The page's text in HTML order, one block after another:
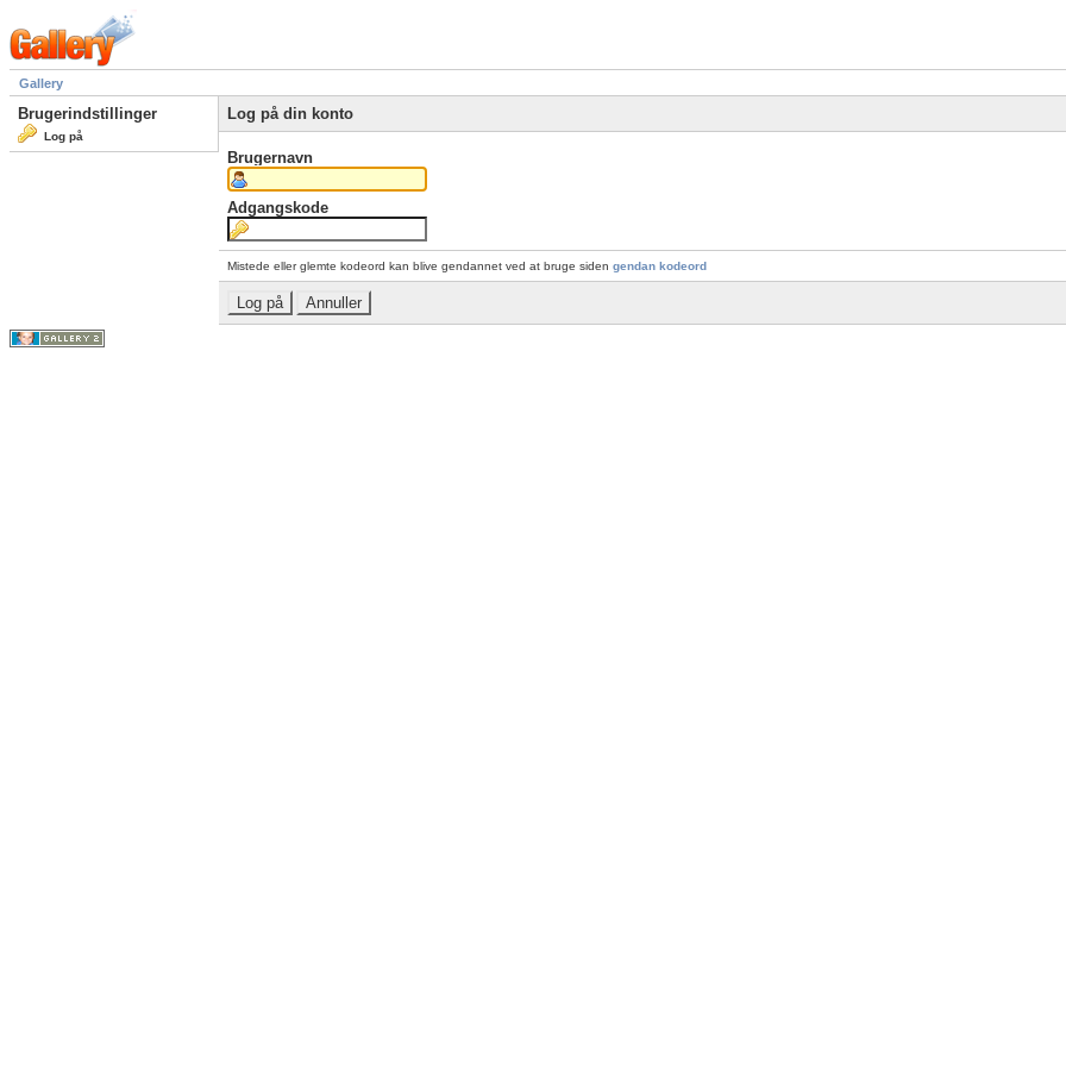
Gallery
Brugerindstillinger
Log på
Log på din konto
Brugernavn
Adgangskode
Mistede eller glemte kodeord kan blive gendannet ved at bruge siden gendan kodeord